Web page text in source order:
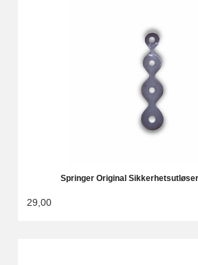
Springer Original
29,00